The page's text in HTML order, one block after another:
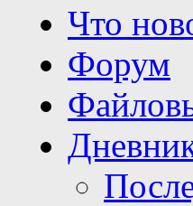
Что
Форум